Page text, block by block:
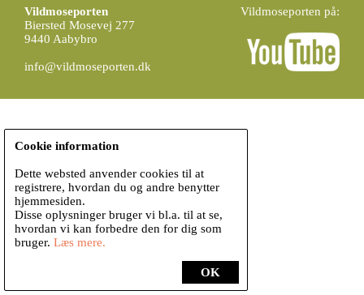
Vildmoseporten
Biersted Mosevej 277
9440 Aabybro
info@vildmoseporten.dk
Vildmoseporten på:
OK
Cookie information
Dette websted anvender cookies til at
registrere, hvordan du og andre benytter
hjemmesiden.
Disse oplysninger bruger vi bl.a. til at se,
hvordan vi kan forbedre den for dig som
bruger. Læs mere.